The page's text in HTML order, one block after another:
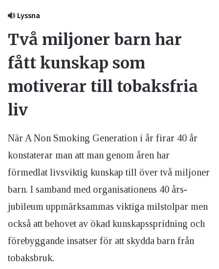
Lyssna
Två miljoner barn har
fått kunskap som
motiverar till tobaksfria
liv
När A Non Smoking Generation i år firar 40 år
konstaterar man att man genom åren har
förmedlat livsviktig kunskap till över två miljoner
barn. I samband med organisationens 40 års-
jubileum uppmärksammas viktiga milstolpar men
också att behovet av ökad kunskapsspridning och
förebyggande insatser för att skydda barn från
tobaksbruk.